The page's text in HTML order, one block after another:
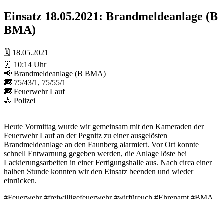
Einsatz 18.05.2021: Brandmeldeanlage (B
BMA)
🗓 18.05.2021
⏰ 10:14 Uhr
📢 Brandmeldeanlage (B BMA)
🚒 75/43/1, 75/55/1
🚒 Feuerwehr Lauf
🚓 Polizei
Heute Vormittag wurde wir gemeinsam mit den Kameraden der
Feuerwehr Lauf an der Pegnitz zu einer ausgelösten
Brandmeldeanlage an den Faunberg alarmiert. Vor Ort konnte
schnell Entwarnung gegeben werden, die Anlage löste bei
Lackierungsarbeiten in einer Fertigungshalle aus. Nach circa einer
halben Stunde konnten wir den Einsatz beenden und wieder
einrücken.